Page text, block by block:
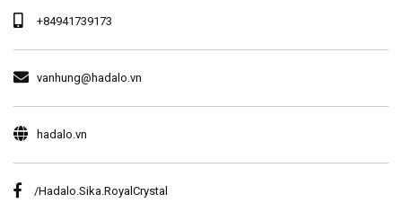
+84941739173
vanhung@hadalo.vn
hadalo.vn
/Hadalo.Sika.RoyalCrystal